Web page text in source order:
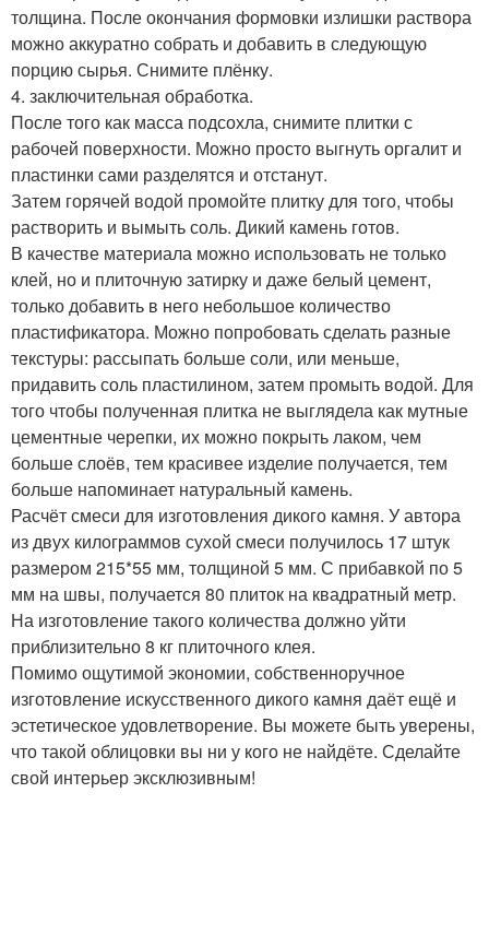
толщина. После окончания формовки излишки раствора
можно аккуратно собрать и добавить в следующую
порцию сырья. Снимите плёнку.
4. заключительная обработка.
После того как масса подсохла, снимите плитки с
рабочей поверхности. Можно просто выгнуть оргалит и
пластинки сами разделятся и отстанут.
Затем горячей водой промойте плитку для того, чтобы
растворить и вымыть соль. Дикий камень готов.
В качестве материала можно использовать не только
клей, но и плиточную затирку и даже белый цемент,
только добавить в него небольшое количество
пластификатора. Можно попробовать сделать разные
текстуры: рассыпать больше соли, или меньше,
придавить соль пластилином, затем промыть водой. Для
того чтобы полученная плитка не выглядела как мутные
цементные черепки, их можно покрыть лаком, чем
больше слоёв, тем красивее изделие получается, тем
больше напоминает натуральный камень.
Расчёт смеси для изготовления дикого камня. У автора
из двух килограммов сухой смеси получилось 17 штук
размером 215*55 мм, толщиной 5 мм. С прибавкой по 5
мм на швы, получается 80 плиток на квадратный метр.
На изготовление такого количества должно уйти
приблизительно 8 кг плиточного клея.
Помимо ощутимой экономии, собственноручное
изготовление искусственного дикого камня даёт ещё и
эстетическое удовлетворение. Вы можете быть уверены,
что такой облицовки вы ни у кого не найдёте. Сделайте
свой интерьер эксклюзивным!